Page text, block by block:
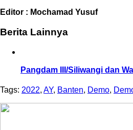
Editor : Mochamad Yusuf
Berita Lainnya
Pangdam III/Siliwangi dan
Tags: 2022, AY, Banten, Demo,